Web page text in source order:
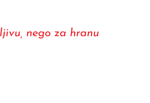
nego za hranu